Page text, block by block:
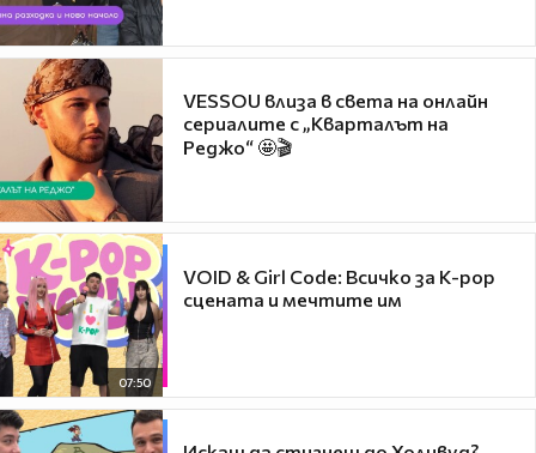
VESSOU влиза в света на онлайн
сериалите с „Кварталът на
Реджо“ 🤩🎬
07:50
VOID & Girl Code: Всичко за K-pop
сцената и мечтите им